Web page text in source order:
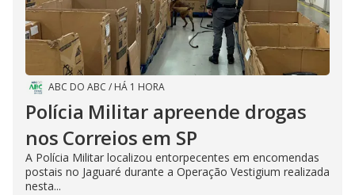
ABC DO ABC / HÁ 1 HORA
Polícia Militar apreende drogas
nos Correios em SP
A Polícia Militar localizou entorpecentes em encomendas
postais no Jaguaré durante a Operação Vestigium realizada
nesta...